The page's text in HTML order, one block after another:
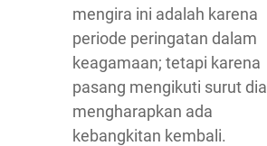
mengira ini adalah karena
periode peringatan dalam
keagamaan; tetapi karena
pasang mengikuti surut dia
mengharapkan ada
kebangkitan kembali.